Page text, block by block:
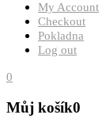
My Account
Checkout
Pokladna
Log out
0
Můj košík0